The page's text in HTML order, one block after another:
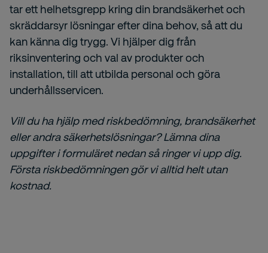
tar ett helhetsgrepp kring din brandsäkerhet och
skräddarsyr lösningar efter dina behov, så att du
kan känna dig trygg. Vi hjälper dig från
riksinventering och val av produkter och
installation, till att utbilda personal och göra
underhållsservicen.
Vill du ha hjälp med riskbedömning, brandsäkerhet
eller andra säkerhetslösningar? Lämna dina
uppgifter i formuläret nedan så ringer vi upp dig.
Första riskbedömningen gör vi alltid helt utan
kostnad.